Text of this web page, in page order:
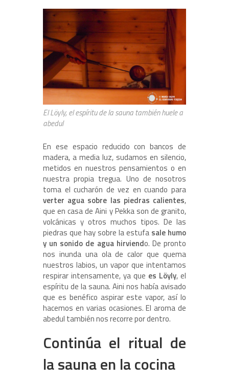
El Löyly, el espíritu de la sauna también huele a
abedul
En ese espacio reducido con bancos de
madera, a media luz, sudamos en silencio,
metidos en nuestros pensamientos o en
nuestra propia tregua. Uno de nosotros
toma el cucharón de vez en cuando para
verter agua sobre las piedras calientes,
que en casa de Aini y Pekka son de granito,
volcánicas y otros muchos tipos. De las
piedras que hay sobre la estufa sale humo
y un sonido de agua hirviendo. De pronto
nos inunda una ola de calor que quema
nuestros labios, un vapor que intentamos
respirar intensamente, ya que es Löyly, el
espíritu de la sauna. Aini nos había avisado
que es benéfico aspirar este vapor, así lo
hacemos en varias ocasiones. El aroma de
abedul también nos recorre por dentro.
Continúa el ritual de
la sauna en la cocina